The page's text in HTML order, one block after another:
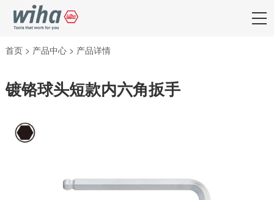
首页 > 产品中心 > 产品详情
镀铬球头短款内六角扳手